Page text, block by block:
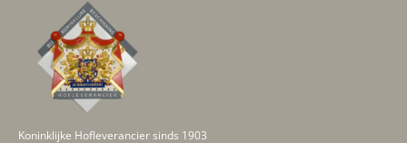
Koninklijke Hofleverancier sinds 1903